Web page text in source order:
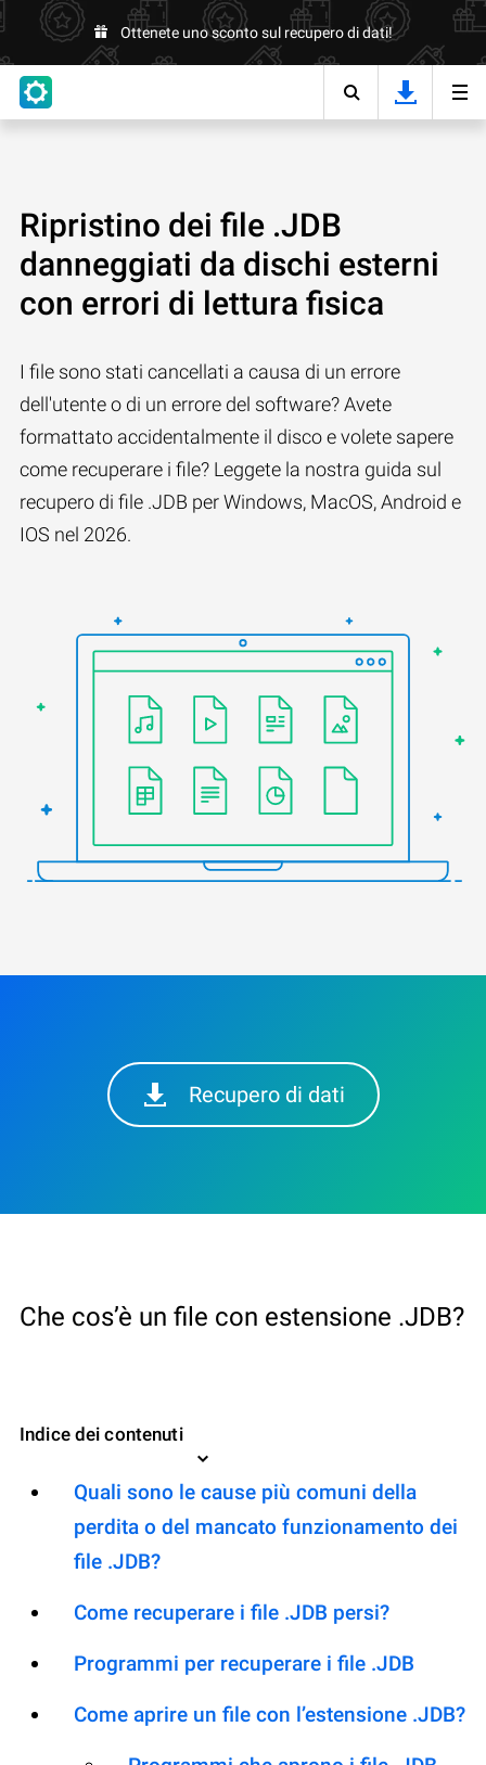
Ottenete uno sconto sul recupero di dati!
Ripristino dei file .JDB
danneggiati da dischi esterni
con errori di lettura fisica
I file sono stati cancellati a causa di un errore
dell'utente o di un errore del software? Avete
formattato accidentalmente il disco e volete sapere
come recuperare i file? Leggete la nostra guida sul
recupero di file .JDB per Windows, MacOS, Android e
IOS nel 2026.
Recupero di dati
Che cos’è un file con estensione .JDB?
Indice dei contenuti
Quali sono le cause più comuni della
perdita o del mancato funzionamento dei
file .JDB?
Come recuperare i file .JDB persi?
Programmi per recuperare i file .JDB
Come aprire un file con l’estensione .JDB?